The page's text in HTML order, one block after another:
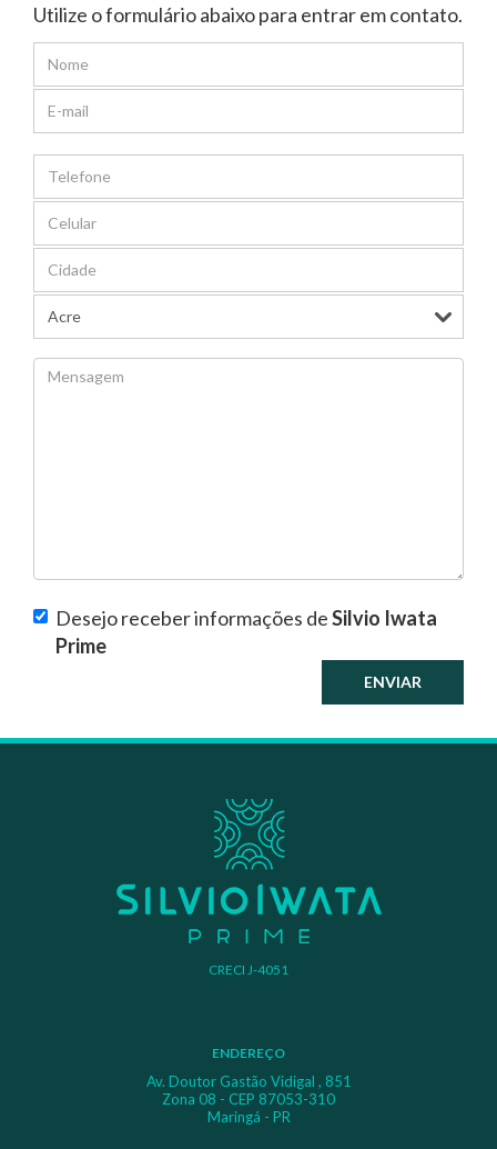
Utilize o formulário abaixo para entrar em contato.
Desejo receber informações deSilvio Iwata
Prime
ENVIAR
CRECI J-4051
ENDEREÇO
Av. Doutor Gastão Vidigal , 851
Zona 08 - CEP 87053-310
Maringá - PR